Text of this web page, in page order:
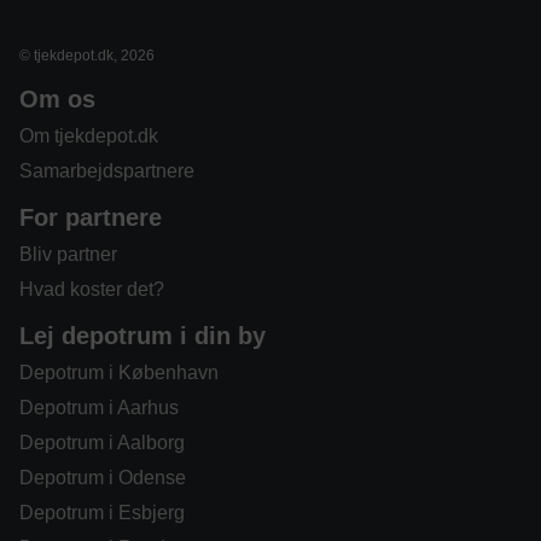
© tjekdepot.dk, 2026
Om os
Om tjekdepot.dk
Samarbejdspartnere
For partnere
Bliv partner
Hvad koster det?
Lej depotrum i din by
Depotrum i København
Depotrum i Aarhus
Depotrum i Aalborg
Depotrum i Odense
Depotrum i Esbjerg